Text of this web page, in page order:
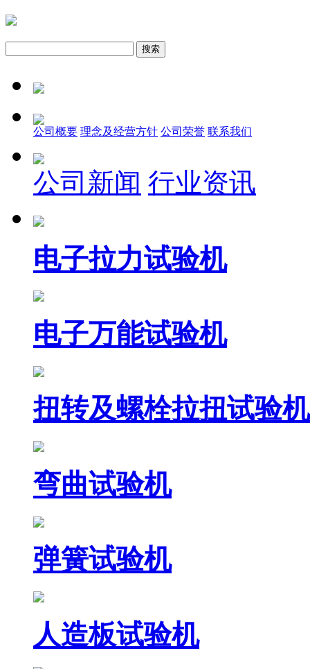
公司概要 理念及经营方针 公司荣誉 联系我们
公司新闻 行业资讯
电子拉力试验机
电子万能试验机
扭转及螺栓拉扭试验机
弯曲试验机
弹簧试验机
人造板试验机